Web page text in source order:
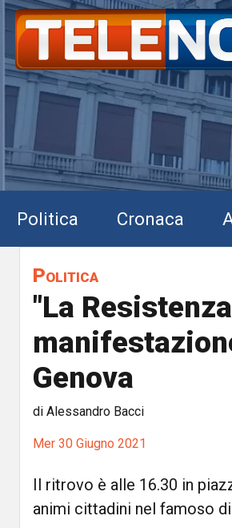
Politica Cronaca
Politica
"La
Genova
di Alessandro Bacci
Mer 30 Giugno 2021
Il ritrovo è alle 16.30 in
animi cittadini nel famoso